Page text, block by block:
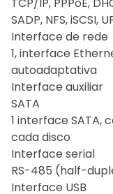
SADP, NFS, iSCSI,
Interface de rede
1, interface
autoadaptativa
Interface auxiliar
SATA
1 interface SATA,
cada disco
Interface serial
RS-485 (half-
Interface USB